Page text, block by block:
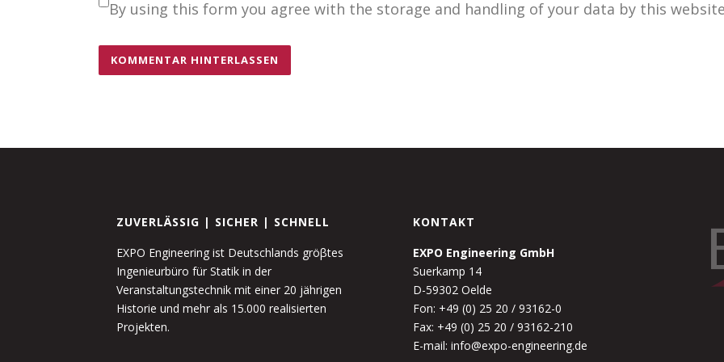
By using this form you agree with the storage and handling of your data by this
ZUVERLÄSSIG | SICHER | SCHNELL
EXPO Engineering ist Deutschlands gröβtes
Ingenieurbüro für Statik in der
Veranstaltungstechnik mit einer 20 jährigen
Historie und mehr als 15.000 realisierten
Projekten.
KONTAKT
EXPO Engineering GmbH
Suerkamp 14
D-59302 Oelde
Fon: +49 (0) 25 20 / 93162-0
Fax: +49 (0) 25 20 / 93162-210
E-mail: info@expo-engineering.de